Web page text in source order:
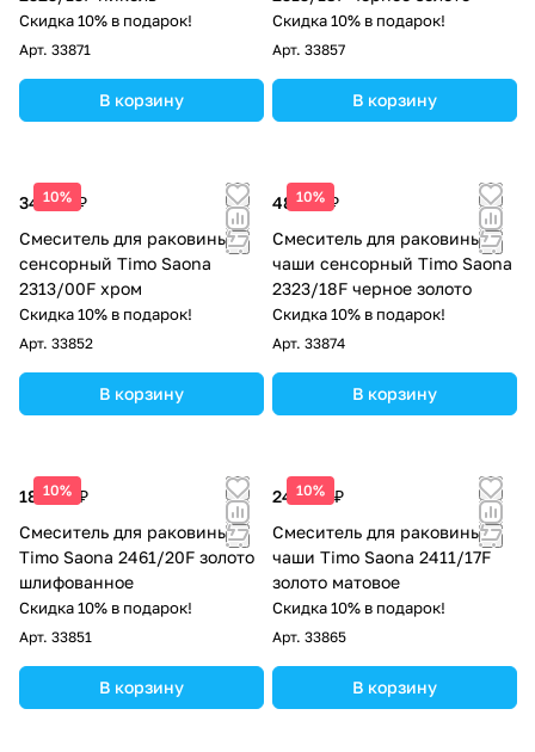
Скидка 10% в подарок!
Арт. 33871
В корзину
Скидка 10% в подарок!
Арт. 33857
В корзину
10%
34 750 ₽
Смеситель для раковины
сенсорный Timo Saona
2313/00F хром
Скидка 10% в подарок!
Арт. 33852
В корзину
10%
48 277 ₽
Смеситель для раковины-
чаши сенсорный Timo Saona
2323/18F черное золото
Скидка 10% в подарок!
Арт. 33874
В корзину
10%
18 658 ₽
Смеситель для раковины
Timo Saona 2461/20F золото
шлифованное
Скидка 10% в подарок!
Арт. 33851
В корзину
10%
24 488 ₽
Смеситель для раковины-
чаши Timo Saona 2411/17F
золото матовое
Скидка 10% в подарок!
Арт. 33865
В корзину